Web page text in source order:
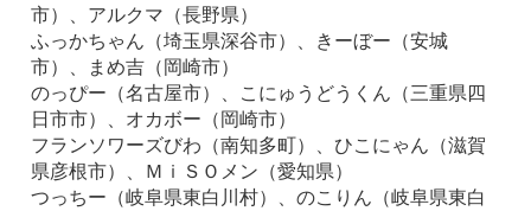
市）、アルクマ（長野県）
ふっかちゃん（埼玉県深谷市）、きーぼー（安城
市）、まめ吉（岡崎市）
のっぴー（名古屋市）、こにゅうどうくん（三重県四
日市市）、オカボー（岡崎市）
フランソワーズびわ（南知多町）、ひこにゃん（滋賀
県彦根市）、ＭｉＳＯメン（愛知県）
つっちー（岐阜県東白川村）、のこりん（岐阜県東白